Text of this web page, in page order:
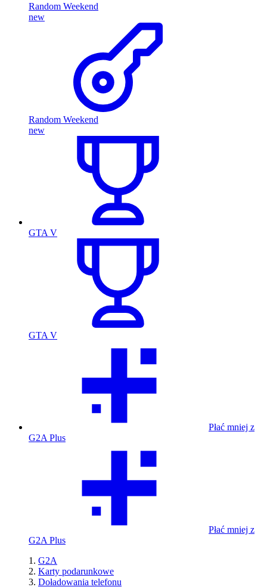
Random Weekend
new
Random Weekend
new
GTA V
GTA V
Płać mniej z
G2A Plus
Płać mniej z
G2A Plus
G2A
Karty podarunkowe
Doładowania telefonu